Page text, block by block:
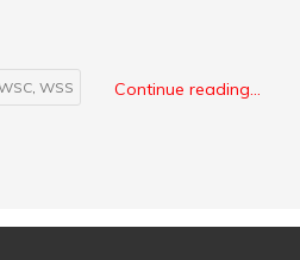
, WSS Continue reading...